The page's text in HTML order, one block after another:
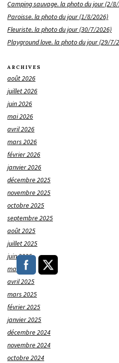
Camping sauvage. la photo du jour (2/
Paroisse. la photo du jour (1/8/2026)
Fleuriste. la photo du jour (30/7/2026)
Playground love. la photo du jour (29/7/
ARCHIVES
août 2026
juillet 2026
juin 2026
mai 2026
avril 2026
mars 2026
février 2026
janvier 2026
décembre 2025
novembre 2025
octobre 2025
septembre 2025
août 2025
juillet 2025
juin 2025
mai 2025
avril 2025
mars 2025
février 2025
janvier 2025
décembre 2024
novembre 2024
octobre 2024